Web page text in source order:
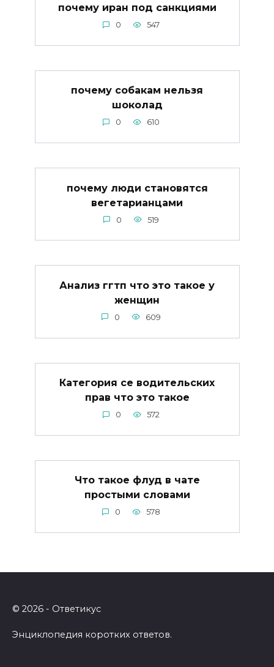
почему иран под санкциями
0 547
почему собакам нельзя
шоколад
0 610
почему люди становятся
вегетарианцами
0 519
Анализ ггтп что это такое у
женщин
0 609
Категория се водительских
прав что это такое
0 572
Что такое флуд в чате
простыми словами
0 578
© 2026 - Ответикус
Энциклопедия коротких ответов.